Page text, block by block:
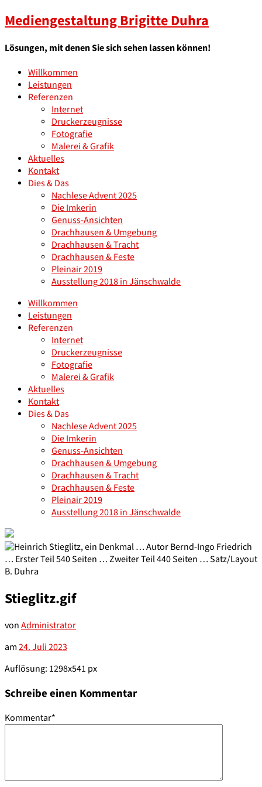
Mediengestaltung Brigitte Duhra
Lösungen, mit denen Sie sich sehen lassen können!
Willkommen
Leistungen
Referenzen
Internet
Druckerzeugnisse
Fotografie
Malerei & Grafik
Aktuelles
Kontakt
Dies & Das
Nachlese Advent 2025
Die Imkerin
Genuss-Ansichten
Drachhausen & Umgebung
Drachhausen & Tracht
Drachhausen & Feste
Pleinair 2019
Ausstellung 2018 in Jänschwalde
Willkommen
Leistungen
Referenzen
Internet
Druckerzeugnisse
Fotografie
Malerei & Grafik
Aktuelles
Kontakt
Dies & Das
Nachlese Advent 2025
Die Imkerin
Genuss-Ansichten
Drachhausen & Umgebung
Drachhausen & Tracht
Drachhausen & Feste
Pleinair 2019
Ausstellung 2018 in Jänschwalde
Stieglitz.gif
vonAdministrator
am24. Juli 2023
Auflösung: 1298x541 px
Schreibe einen Kommentar
Kommentar*